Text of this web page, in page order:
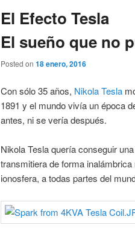
El Efecto Tesla
El sueño que no
Posted on 18 enero, 2016
Con sólo 35 años, Nikola Tesla
1891 y el mundo vivía un época
antes, ni se vería después.
Nikola Tesla quería conseguir
transmitiera de forma
ionosfera, a todas partes del